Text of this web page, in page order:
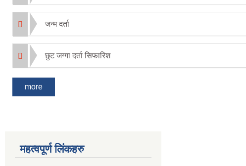
जन्म दर्ता
छुट जग्गा दर्ता सिफारिश
more
महत्वपूर्ण लिंकहरु